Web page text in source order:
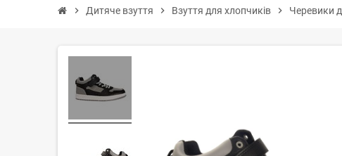
chevron_right Дитяче взуття chevron_right Взуття для хлопчиків chevron_right Черевики